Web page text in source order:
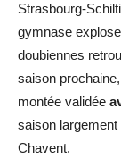
Strasbourg-
gymnase
doubiennes
saison prochaine,
montée validée
saison
Chavent.